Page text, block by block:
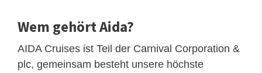
Wem gehört Aida?
AIDA Cruises ist Teil der Carnival Corporation &
plc, gemeinsam besteht unsere höchste